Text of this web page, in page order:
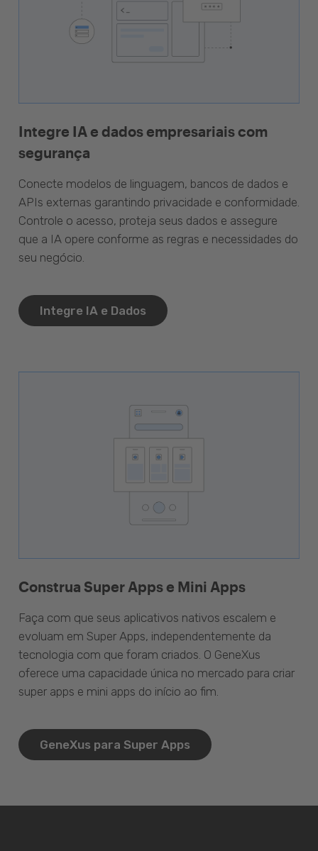
Integre IA e dados empresariais com
segurança
Conecte modelos de linguagem, bancos de dados e
APIs externas garantindo privacidade e conformidade.
Controle o acesso, proteja seus dados e assegure
que a IA opere conforme as regras e necessidades do
seu negócio.
Integre IA e Dados
Construa Super Apps e Mini Apps
Faça com que seus aplicativos nativos escalem e
evoluam em Super Apps, independentemente da
tecnologia com que foram criados. O GeneXus
oferece uma capacidade única no mercado para criar
super apps e mini apps do início ao fim.
GeneXus para Super Apps